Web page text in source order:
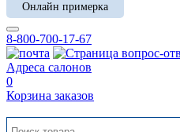
Онлайн примерка
8-800-700-17-67
Адреса салонов
0
Корзина заказов